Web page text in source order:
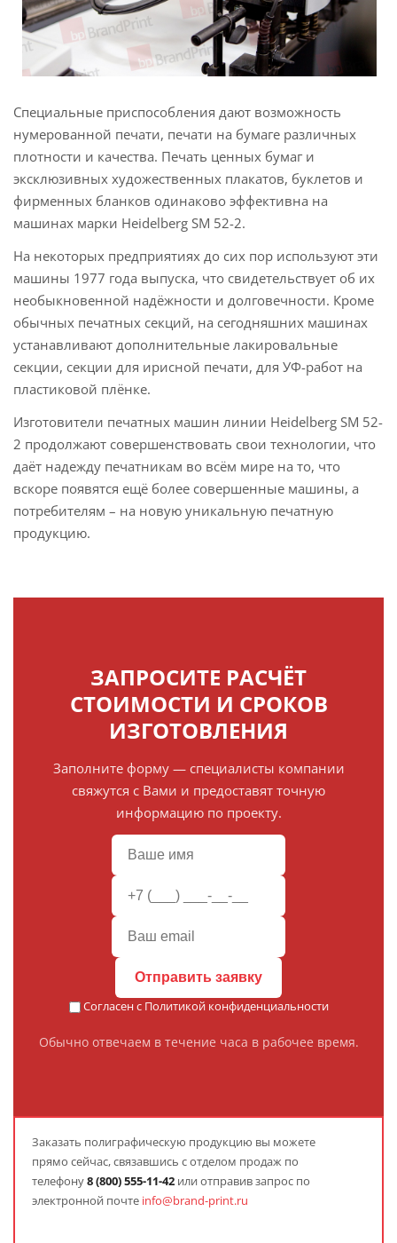
Специальные приспособления дают возможность
нумерованной печати, печати на бумаге различных
плотности и качества. Печать ценных бумаг и
эксклюзивных художественных плакатов, буклетов и
фирменных бланков одинаково эффективна на
машинах марки Heidelberg SM 52-2.
На некоторых предприятиях до сих пор используют эти
машины 1977 года выпуска, что свидетельствует об их
необыкновенной надёжности и долговечности. Кроме
обычных печатных секций, на сегодняшних машинах
устанавливают дополнительные лакировальные
секции, секции для ирисной печати, для УФ-работ на
пластиковой плёнке.
Изготовители печатных машин линии Heidelberg SM 52-
2 продолжают совершенствовать свои технологии, что
даёт надежду печатникам во всём мире на то, что
вскоре появятся ещё более совершенные машины, а
потребителям – на новую уникальную печатную
продукцию.
ЗАПРОСИТЕ РАСЧЁТ
СТОИМОСТИ И СРОКОВ
ИЗГОТОВЛЕНИЯ
Заполните форму — специалисты компании
свяжутся с Вами и предоставят точную
информацию по проекту.
Отправить заявку
Согласен с Политикой конфиденциальности
Обычно отвечаем в течение часа в рабочее время.
Заказать полиграфическую продукцию вы можете
прямо сейчас, связавшись с отделом продаж по
телефону8 (800) 555-11-42 или отправив запрос по
электронной почте info@brand-print.ru